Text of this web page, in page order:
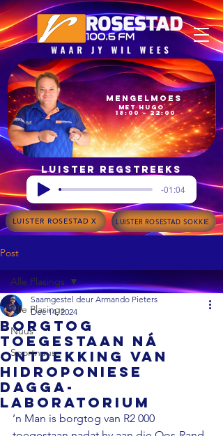
18:00 – 22:00
met Hugo
Mengelmoes
Luister regstreeks
-01:04
LUISTER ROSESTAD X LUISTER ROSESTAD SOKKIE
Post
Alle Plasings
Nuus
Sportnuus
Alle Plasings
Borgtog
toegestaan ná
ontdekking van
hidroponiese
dagga-
laboratorium
Saamgestel deur Armando Pieters
Dec 14, 2024
’n Man is borgtog van R2 000